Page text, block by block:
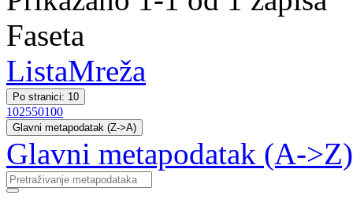
Faseta
ListaMreža
Po stranici: 10
102550100
Glavni metapodatak (Z->A)
Glavni metapodatak (A->Z)